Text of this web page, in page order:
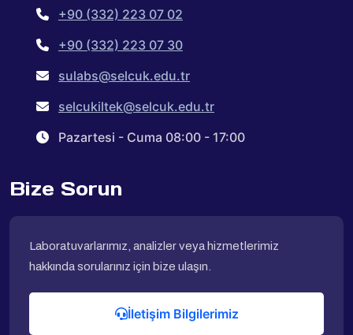
+90 (332) 223 07 02
+90 (332) 223 07 30
sulabs@selcuk.edu.tr
selcukiltek@selcuk.edu.tr
Pazartesi - Cuma 08:00 - 17:00
Bize Sorun
Laboratuvarlarımız, analizler veya hizmetlerimiz
hakkında sorularınız için bize ulaşın.
İletişim Bilgilerimiz